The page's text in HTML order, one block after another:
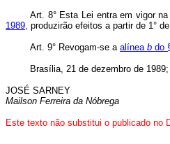
Art. 8° Esta Lei entra em vigor
1989, produzirão efeitos a partir de 1°
Art. 9° Revogam-se a alínea b do
Brasília, 21 de dezembro de
JOSÉ SARNEY
Mailson Ferreira da Nóbrega
Este texto não substitui o publicado no